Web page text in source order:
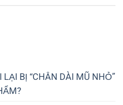
BỊ “CHÂN DÀI MŨ NHỎ”